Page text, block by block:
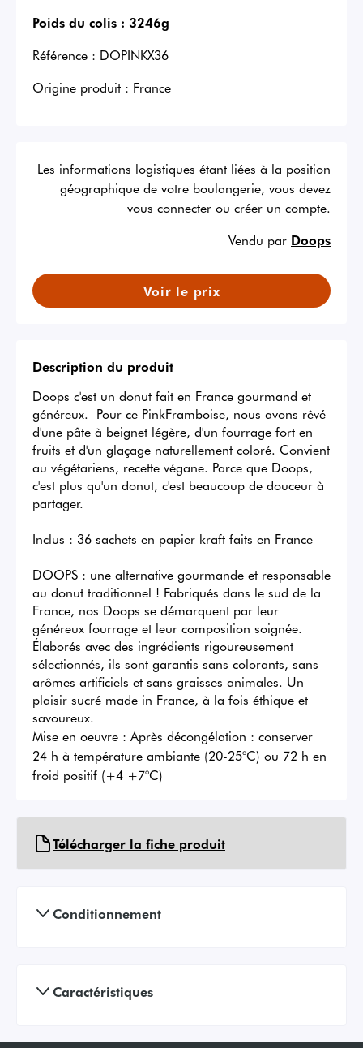
Poids du colis : 3246g
Référence : DOPINKX36
Origine produit : France
Les informations logistiques étant liées à la position
géographique de votre boulangerie, vous devez
vous connecter ou créer un compte.
Vendu par Doops
Voir le prix
Description du produit
Doops c'est un donut fait en France gourmand et
généreux.  Pour ce PinkFramboise, nous avons rêvé
d'une pâte à beignet légère, d'un fourrage fort en
fruits et d'un glaçage naturellement coloré. Convient
au végétariens, recette végane. Parce que Doops,
c'est plus qu'un donut, c'est beaucoup de douceur à
partager.
Inclus : 36 sachets en papier kraft faits en France
DOOPS : une alternative gourmande et responsable
au donut traditionnel ! Fabriqués dans le sud de la
France, nos Doops se démarquent par leur
généreux fourrage et leur composition soignée.
Élaborés avec des ingrédients rigoureusement
sélectionnés, ils sont garantis sans colorants, sans
arômes artificiels et sans graisses animales. Un
plaisir sucré made in France, à la fois éthique et
savoureux.
Mise en oeuvre : Après décongélation : conserver
24 h à température ambiante (20-25°C) ou 72 h en
froid positif (+4 +7°C)
Télécharger la fiche produit
Conditionnement
Caractéristiques